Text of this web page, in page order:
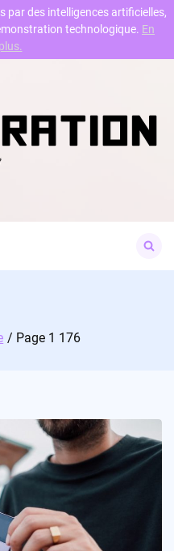
for:
Page 1 176
par des intelligences artificielles,
technologique. En